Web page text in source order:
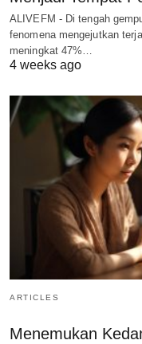
ALIVEFM - Di tengah
fenomena mengejutkan
meningkat 47%…
4 weeks ago
ARTICLES
Menemukan